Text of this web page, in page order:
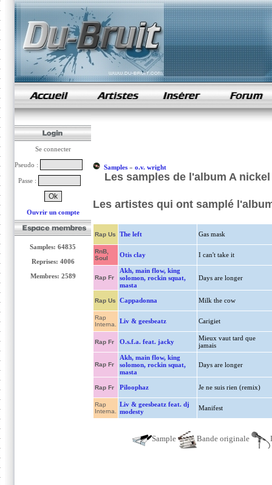
samples de rap
Se connecter
Pseudo :
Passe :
Ouvrir un compte
Samples: 64835
Reprises: 4006
Membres: 2589
Samples» o.v. wright
Les samples de l'album A
Les artistes qui ont samplé
Rap Us The left Gas mask
RnB,
Soul
Otis clay I can't take it
Rap Fr
Akh, main flow, king
solomon, rockin squat,
masta
Days are longer
Rap Us Cappadonna Milk the cow
Rap
Interna.
Liv & geesbeatz Carigiet
Rap Fr O.s.f.a. feat. jacky
Mieux vaut tard que
jamais
Rap Fr
Akh, main flow, king
solomon, rockin squat,
masta
Days are longer
Rap Fr Piloophaz Je ne suis rien (remix)
Rap
Interna.
Liv & geesbeatz feat. dj
modesty
Manifest
Sample Bande originale